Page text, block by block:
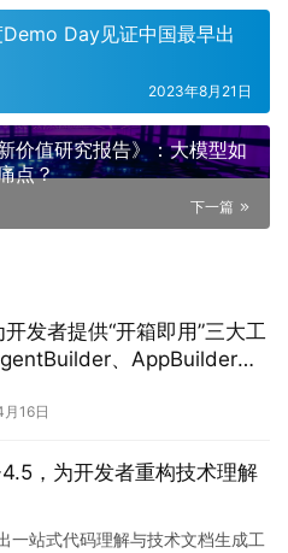
Day见证中国最早出
2023年8月21日
价值研究报告》：大模型如
点？
下一篇
发者提供“开箱即用”三大工
、AppBuilder、
16日
，为开发者重构技术理解
一站式代码理解与技术文档生成工